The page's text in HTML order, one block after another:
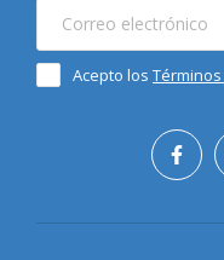
Acepto los